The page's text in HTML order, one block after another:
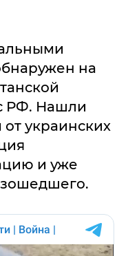
на
РФ. Нашли
украинских
и уже